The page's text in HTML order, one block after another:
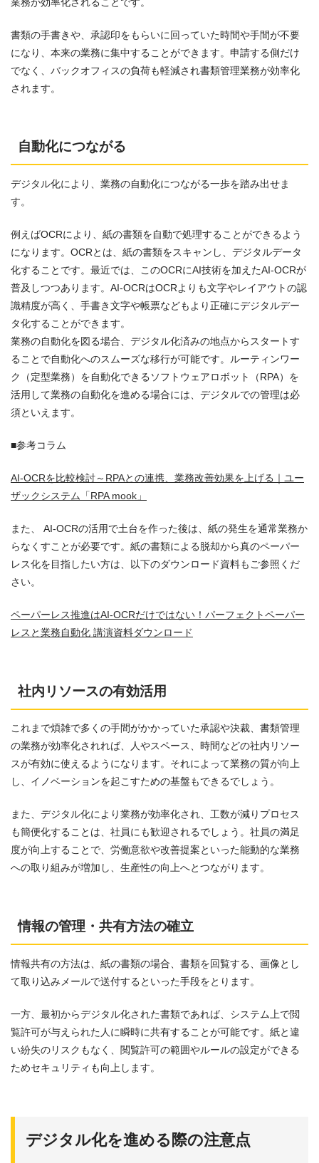
書類の手書きや、承認印をもらいに回っていた時間や手間が不要
になり、本来の業務に集中することができます。申請する側だけ
でなく、バックオフィスの負荷も軽減され書類管理業務が効率化
されます。
自動化につながる
デジタル化により、業務の自動化につながる一歩を踏み出せま
す。
例えばOCRにより、紙の書類を自動で処理することができるよう
になります。OCRとは、紙の書類をスキャンし、デジタルデータ
化することです。最近では、このOCRにAI技術を加えたAI-OCRが
普及しつつあります。AI-OCRはOCRよりも文字やレイアウトの認
識精度が高く、手書き文字や帳票などもより正確にデジタルデー
タ化することができます。
業務の自動化を図る場合、デジタル化済みの地点からスタートす
ることで自動化へのスムーズな移行が可能です。ルーティンワー
ク（定型業務）を自動化できるソフトウェアロボット（RPA）を
活用して業務の自動化を進める場合には、デジタルでの管理は必
須といえます。
■参考コラム
AI-OCRを比較検討～RPAとの連携、業務改善効果を上げる｜ユー
ザックシステム「RPA mook」
また、 AI-OCRの活用で土台を作った後は、紙の発生を通常業務か
らなくすことが必要です。紙の書類による脱却から真のペーパー
レス化を目指したい方は、以下のダウンロード資料もご参照くだ
さい。
ペーパーレス推進はAI-OCRだけではない！パーフェクトペーパー
レスと業務自動化 講演資料ダウンロード
社内リソースの有効活用
これまで煩雑で多くの手間がかかっていた承認や決裁、書類管理
の業務が効率化されれば、人やスペース、時間などの社内リソー
スが有効に使えるようになります。それによって業務の質が向上
し、イノベーションを起こすための基盤もできるでしょう。
また、デジタル化により業務が効率化され、工数が減りプロセス
も簡便化することは、社員にも歓迎されるでしょう。社員の満足
度が向上することで、労働意欲や改善提案といった能動的な業務
への取り組みが増加し、生産性の向上へとつながります。
情報の管理・共有方法の確立
情報共有の方法は、紙の書類の場合、書類を回覧する、画像とし
て取り込みメールで送付するといった手段をとります。
一方、最初からデジタル化された書類であれば、システム上で閲
覧許可が与えられた人に瞬時に共有することが可能です。紙と違
い紛失のリスクもなく、閲覧許可の範囲やルールの設定ができる
ためセキュリティも向上します。
デジタル化を進める際の注意点